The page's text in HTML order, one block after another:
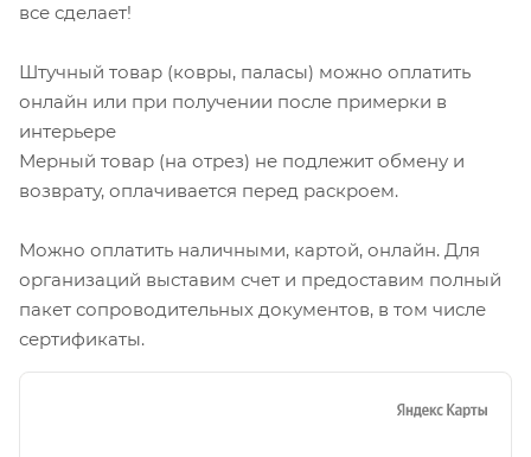
все сделает!
Штучный товар (ковры, паласы) можно оплатить
онлайн или при получении после примерки в
интерьере
Мерный товар (на отрез) не подлежит обмену и
возврату, оплачивается перед раскроем.
Можно оплатить наличными, картой, онлайн. Для
организаций выставим счет и предоставим полный
пакет сопроводительных документов, в том числе
сертификаты.